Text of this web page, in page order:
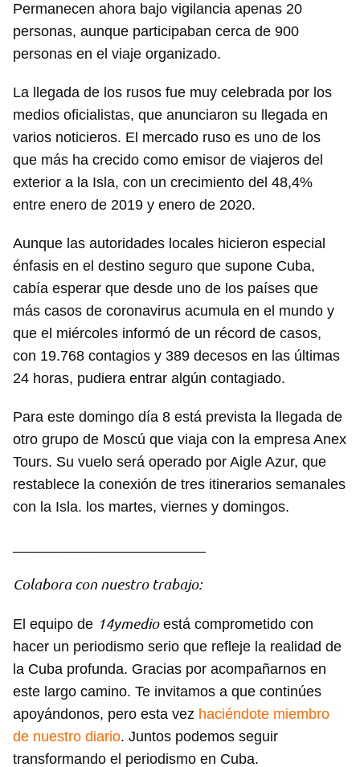
Permanecen ahora bajo vigilancia apenas 20
personas, aunque participaban cerca de 900
personas en el viaje organizado.
La llegada de los rusos fue muy celebrada por los
medios oficialistas, que anunciaron su llegada en
varios noticieros. El mercado ruso es uno de los
que más ha crecido como emisor de viajeros del
exterior a la Isla, con un crecimiento del 48,4%
entre enero de 2019 y enero de 2020.
Aunque las autoridades locales hicieron especial
énfasis en el destino seguro que supone Cuba,
cabía esperar que desde uno de los países que
más casos de coronavirus acumula en el mundo y
que el miércoles informó de un récord de casos,
con 19.768 contagios y 389 decesos en las últimas
24 horas, pudiera entrar algún contagiado.
Para este domingo día 8 está prevista la llegada de
otro grupo de Moscú que viaja con la empresa Anex
Tours. Su vuelo será operado por Aigle Azur, que
restablece la conexión de tres itinerarios semanales
con la Isla. los martes, viernes y domingos.
Colabora con nuestro trabajo:
El equipo de 14ymedioestá comprometido con
hacer un periodismo serio que refleje la realidad de
la Cuba profunda. Gracias por acompañarnos en
este largo camino. Te invitamos a que continúes
apoyándonos, pero esta vez haciéndote miembro
de nuestro diario. Juntos podemos seguir
transformando el periodismo en Cuba.